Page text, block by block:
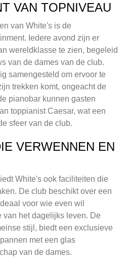
VAN TOPNIVEAU
van White's is de
Iedere avond zijn er
wereldklasse te zien, begeleid
van de dames van de club.
samengesteld om ervoor te
trekken komt, ongeacht de
pianobar kunnen gasten
toppianist Caesar, wat een
sfeer van de club.
VERWENNEN EN
White's ook faciliteiten die
De club beschikt over een
voor wie even wil
van het dagelijks leven. De
stijl, biedt een exclusieve
met een glas
van de dames.